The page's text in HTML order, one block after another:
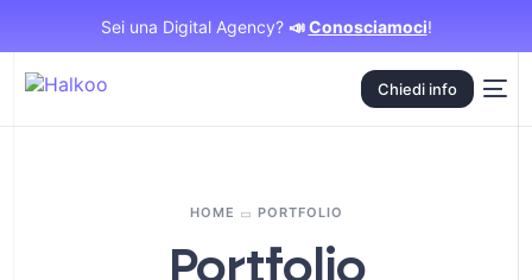
Sei una Digital Agency? 📣 Conosciamoci!
Chiedi info
HOME PORTFOLIO
Portfolio